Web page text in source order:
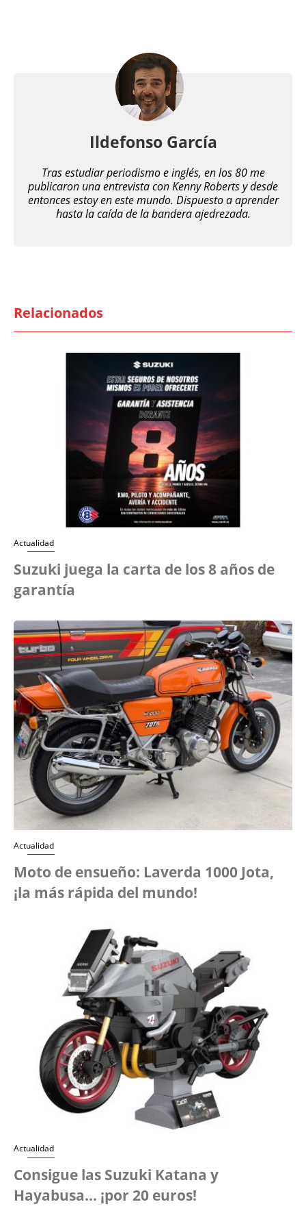
Ildefonso García
Tras estudiar periodismo e inglés, en los 80 me
publicaron una entrevista con Kenny Roberts y desde
entonces estoy en este mundo. Dispuesto a aprender
hasta la caída de la bandera ajedrezada.
Relacionados
Actualidad
Suzuki juega la carta de los 8 años de
garantía
Actualidad
Moto de ensueño: Laverda 1000 Jota,
¡la más rápida del mundo!
Actualidad
Consigue las Suzuki Katana y
Hayabusa... ¡por 20 euros!